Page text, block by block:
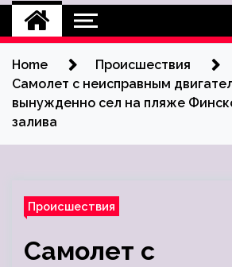
Home
Происшествия
Самолет c неисправным
вынужденно сел на пляже
залива
Происшествия
Самолет c